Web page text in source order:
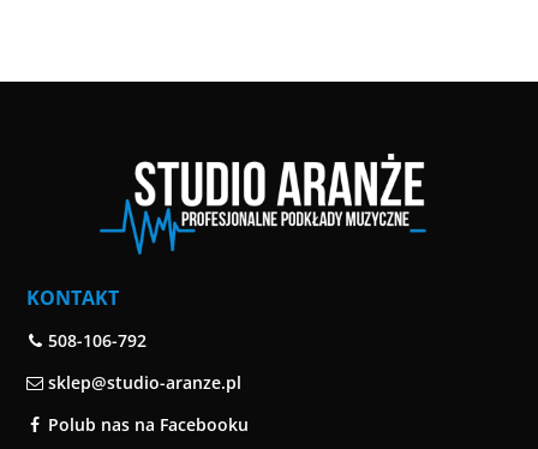
KONTAKT
508-106-792
sklep@studio-aranze.pl
Polub nas na Facebooku